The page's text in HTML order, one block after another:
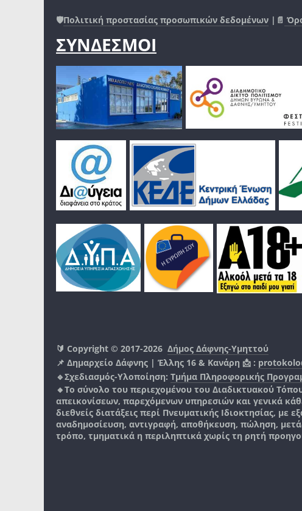
🛡️Πολιτική προστασίας προσωπικών δεδομένων |📄
ΣΥΝΔΕΣΜΟΙ
🔰 Copyright © 2017-2026 Δήμος Δάφνης-Υμηττού
📌 Δημαρχείο Δάφνης | Έλλης 16 & Κανάρη 📩 :
🔹Σχεδιασμός-Υλοποίηση: Τμήμα Πληροφορικής
🔸Το σύνολο του περιεχομένου του Διαδικτυακού
απεικονίσεων, παρεχόμενων υπηρεσιών και γενικά
διεθνείς διατάξεις περί Πνευματικής Ιδιοκτησίας,
αναδημοσίευση, αντιγραφή, αποθήκευση, πώληση,
τρόπο, τμηματικά η περιληπτικά χωρίς τη ρητή